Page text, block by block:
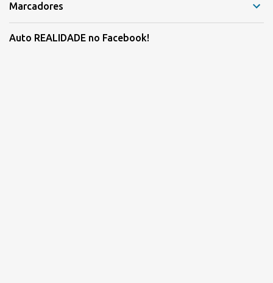
Marcadores
Auto REALIDADE no Facebook!